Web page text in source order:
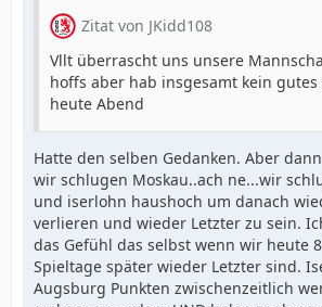
Zitat von JKidd108
Vllt überrascht uns unsere
hoffs aber hab insgesamt kein gutes
heute Abend
Hatte den selben Gedanken. Aber
wir schlugen Moskau..ach ne...wir
und iserlohn haushoch um danach
verlieren und wieder Letzter zu sein.
das Gefühl das selbst wenn wir heute
Spieltage später wieder Letzter sind.
Augsburg Punkten zwischenzeitlich